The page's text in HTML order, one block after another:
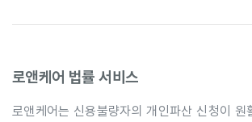
로앤케어 법률 서비스
로앤케어는 신용불량자의 개인파산 신청이 원